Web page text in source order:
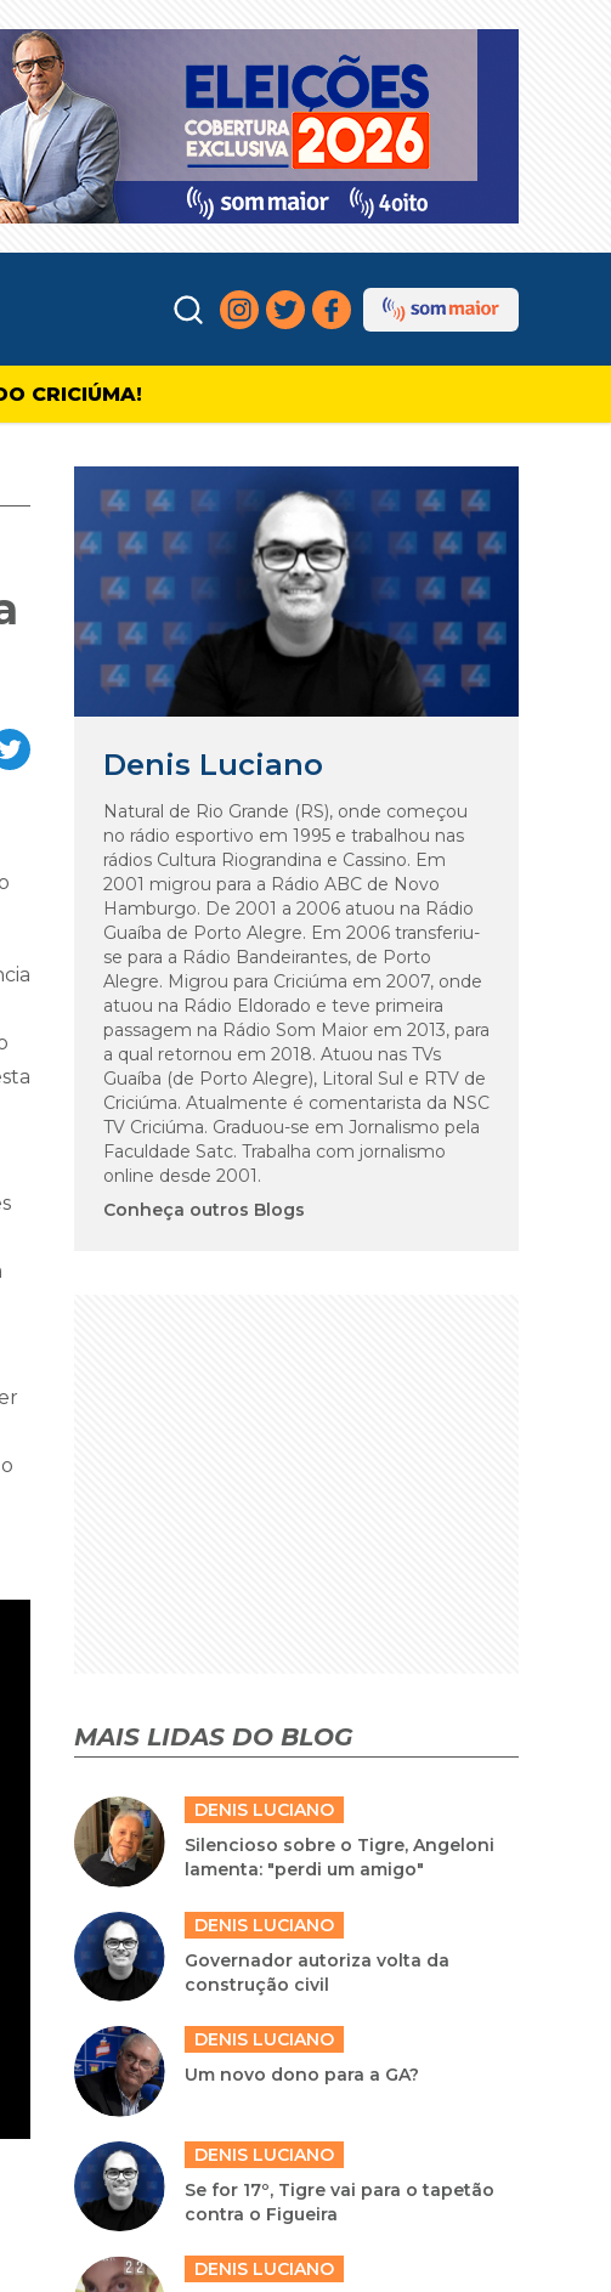
CRICIÚMA!
Denis Luciano
Natural de Rio Grande (RS), onde começou
no rádio esportivo em 1995 e trabalhou nas
rádios Cultura Riograndina e Cassino. Em
2001 migrou para a Rádio ABC de Novo
Hamburgo. De 2001 a 2006 atuou na Rádio
Guaíba de Porto Alegre. Em 2006 transferiu-
se para a Rádio Bandeirantes, de Porto
Alegre. Migrou para Criciúma em 2007, onde
atuou na Rádio Eldorado e teve primeira
passagem na Rádio Som Maior em 2013, para
a qual retornou em 2018. Atuou nas TVs
Guaíba (de Porto Alegre), Litoral Sul e RTV de
Criciúma. Atualmente é comentarista da NSC
TV Criciúma. Graduou-se em Jornalismo pela
Faculdade Satc. Trabalha com jornalismo
online desde 2001.
Conheça outros Blogs
MAIS LIDAS DO BLOG
DENIS LUCIANO
Silencioso sobre o Tigre, Angeloni
lamenta: "perdi um amigo"
DENIS LUCIANO
Governador autoriza volta da
construção civil
DENIS LUCIANO
Um novo dono para a GA?
DENIS LUCIANO
Se for 17º, Tigre vai para o tapetão
contra o Figueira
DENIS LUCIANO